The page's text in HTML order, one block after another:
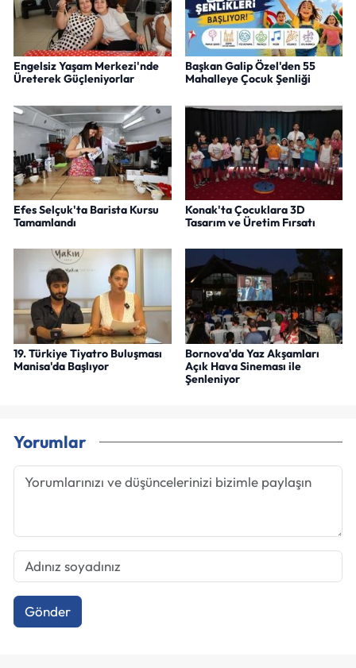
Engelsiz Yaşam Merkezi'nde
Üreterek Güçleniyorlar
Başkan Galip Özel'den 55
Mahalleye Çocuk Şenliği
Efes Selçuk'ta Barista Kursu
Tamamlandı
Konak'ta Çocuklara 3D
Tasarım ve Üretim Fırsatı
19. Türkiye Tiyatro Buluşması
Manisa'da Başlıyor
Bornova'da Yaz Akşamları
Açık Hava Sineması ile
Şenleniyor
Yorumlar
Gönder